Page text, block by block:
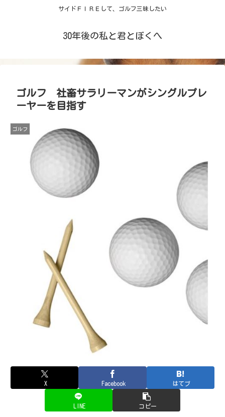
サイドＦＩＲＥして、ゴルフ三昧したい
30年後の私と君とぼくへ
ゴルフ 社畜サラリーマンがシングルプレ
ーヤーを目指す
ゴルフ
X Facebook はてブ
LINE コピー